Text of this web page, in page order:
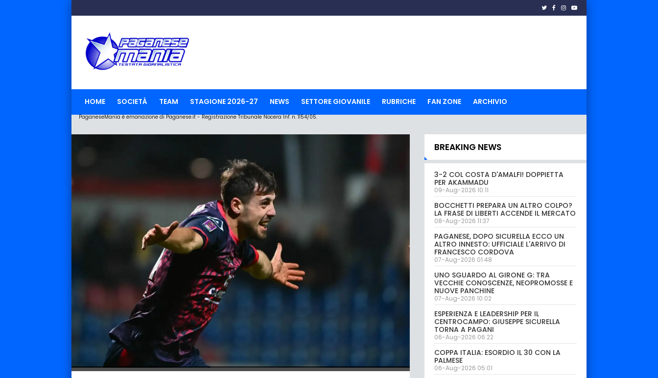
HOME SOCIETÀ TEAM STAGIONE 2026-27 NEWS SETTORE GIOVANILE RUBRICHE FAN ZONE ARCHIVIO
PaganeseMania è emanazione di Paganese.it - Registrazione Tribunale Nocera Inf. n. 1154/05.
BREAKING NEWS
3-2 COL COSTA D'AMALFI! DOPPIETTA
PER AKAMMADU
09-Aug-2026 10:11
BOCCHETTI PREPARA UN ALTRO COLPO?
LA FRASE DI LIBERTI ACCENDE IL MERCATO
08-Aug-2026 11:37
PAGANESE, DOPO SICURELLA ECCO UN
ALTRO INNESTO: UFFICIALE L'ARRIVO DI
FRANCESCO CORDOVA
07-Aug-2026 01:48
UNO SGUARDO AL GIRONE G: TRA
VECCHIE CONOSCENZE, NEOPROMOSSE E
NUOVE PANCHINE
07-Aug-2026 10:02
ESPERIENZA E LEADERSHIP PER IL
CENTROCAMPO: GIUSEPPE SICURELLA
TORNA A PAGANI
06-Aug-2026 06:22
COPPA ITALIA: ESORDIO IL 30 CON LA
PALMESE
06-Aug-2026 05:01